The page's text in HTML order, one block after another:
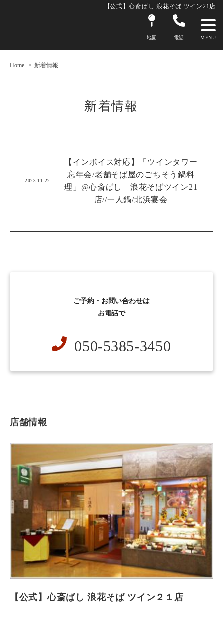
【公式】心斎ばし 浪花そば ツイン21店
地図 電話
Home 新着情報
新着情報
2023.11.22
【インボイス対応】「ツインタワー
忘年会/老舗そば屋のごちそう鍋料
理」@心斎ばし 浪花そばツイン21
店//一人鍋/北浜宴会
ご予約・お問い合わせは
お電話で
050-5385-3450
店舗情報
【公式】心斎ばし 浪花そば ツイン２１店